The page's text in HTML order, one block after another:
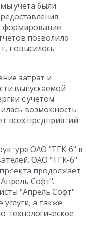
учета были
формирование
позволило
повысилось
затрат и
выпускаемой
с учетом
возможность
всех предприятий
ОАО "ТГК-6" в
ОАО "ТГК-6"
продолжает
Софт".
"Апрель Софт"
а также
технологическое